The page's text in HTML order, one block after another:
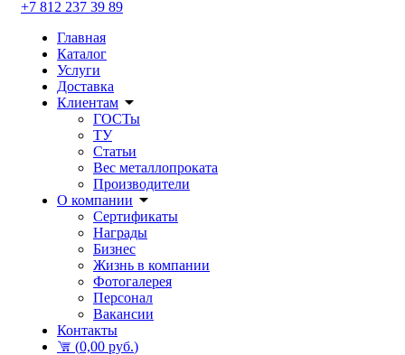
+7 812 237 39 89
Главная
Каталог
Услуги
Доставка
Клиентам
ГОСТы
ТУ
Статьи
Вес металлопроката
Производители
О компании
Сертификаты
Награды
Бизнес
Жизнь в компании
Фотогалерея
Персонал
Вакансии
Контакты
(0,00 руб.)